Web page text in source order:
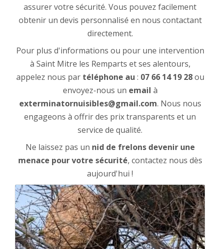
assurer votre sécurité. Vous pouvez facilement
obtenir un devis personnalisé en nous contactant
directement.
Pour plus d'informations ou pour une intervention
à Saint Mitre les Remparts et ses alentours,
appelez nous par téléphone au : 07 66 14 19 28ou
envoyez-nous un email à
exterminatornuisibles@gmail.com. Nous nous
engageons à offrir des prix transparents et un
service de qualité.
Ne laissez pas un nid de frelons devenir une
menace pour votre sécurité, contactez nous dès
aujourd'hui !